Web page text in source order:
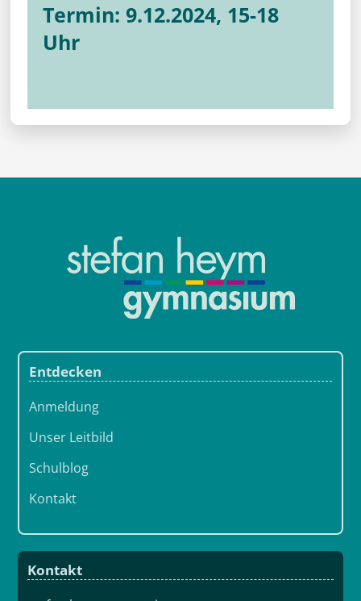
Termin: 9.12.2024, 15-18
Uhr
Entdecken
Anmeldung
Unser Leitbild
Schulblog
Kontakt
Kontakt